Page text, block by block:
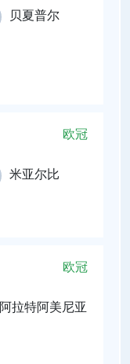
贝夏普尔
欧冠
米亚尔比
欧冠
阿拉特阿美尼亚